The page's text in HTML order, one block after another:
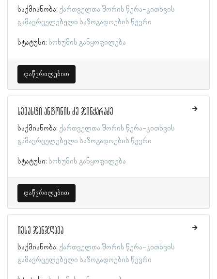
საქმიანობა: ქართველთა შორის წერა-კითხვის
გამავრცელებელი საზოგადოების წევრი
სტატუსი: სოხუმის განყოფილება
დაწვრილებით
სევასტი ანტონის ძე ჯინჭარაძე
საქმიანობა: ქართველთა შორის წერა-კითხვის
გამავრცელებელი საზოგადოების წევრი
სტატუსი: სოხუმის განყოფილება
დაწვრილებით
იესე ჯანჯღავა
საქმიანობა: ქართველთა შორის წერა-კითხვის
გამავრცელებელი საზოგადოების წევრი